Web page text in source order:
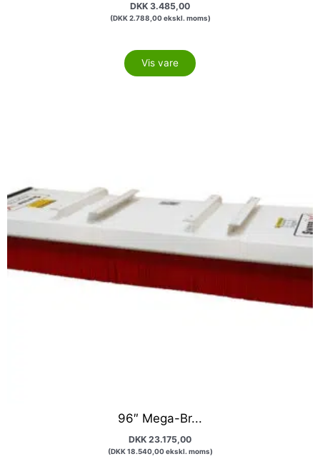
DKK 3.485,00
(DKK2.788,00ekskl. moms)
Vis vare
96″ Mega-Br...
DKK 23.175,00
(DKK18.540,00ekskl. moms)